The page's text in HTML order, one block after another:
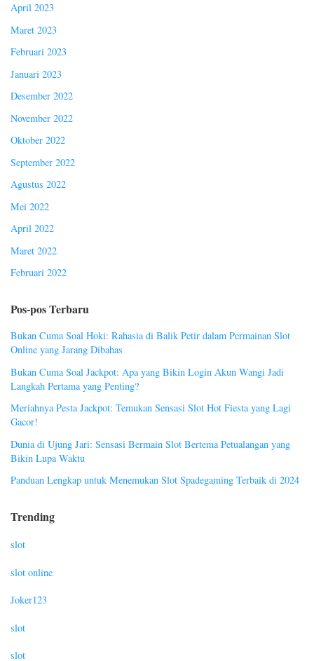
April 2023
Maret 2023
Februari 2023
Januari 2023
Desember 2022
November 2022
Oktober 2022
September 2022
Agustus 2022
Mei 2022
April 2022
Maret 2022
Februari 2022
Pos-pos Terbaru
Bukan Cuma Soal Hoki: Rahasia di Balik Petir dalam Permainan Slot
Online yang Jarang Dibahas
Bukan Cuma Soal Jackpot: Apa yang Bikin Login Akun Wangi Jadi
Langkah Pertama yang Penting?
Meriahnya Pesta Jackpot: Temukan Sensasi Slot Hot Fiesta yang Lagi
Gacor!
Dunia di Ujung Jari: Sensasi Bermain Slot Bertema Petualangan yang
Bikin Lupa Waktu
Panduan Lengkap untuk Menemukan Slot Spadegaming Terbaik di 2024
Trending
slot
slot online
Joker123
slot
slot